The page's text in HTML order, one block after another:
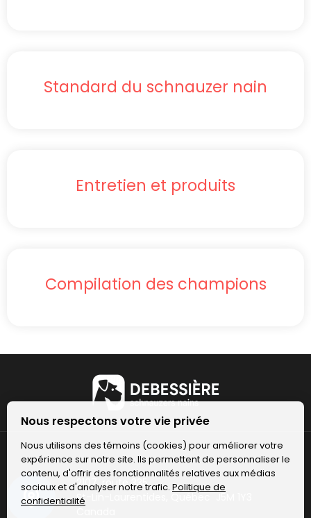
Standard du schnauzer nain
Entretien et produits
Compilation des champions
2107, route 335
St-Lin-Laurentides, Québec J5M 1Y3
Nous respectons votre vie privée
Nous utilisons des témoins (cookies) pour améliorer votre
expérience sur notre site. Ils permettent de personnaliser le
contenu, d'offrir des fonctionnalités relatives aux médias
sociaux et d'analyser notre trafic. Politique de
confidentialité